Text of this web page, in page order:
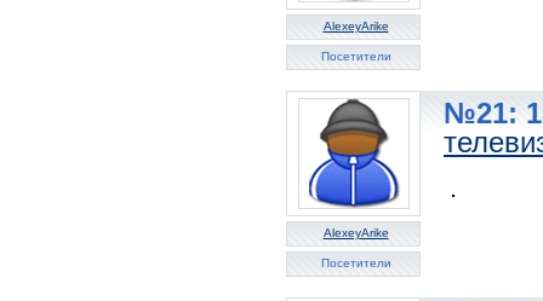
AlexeyArike
Посетители
AlexeyArike
Посетители
№21:
.